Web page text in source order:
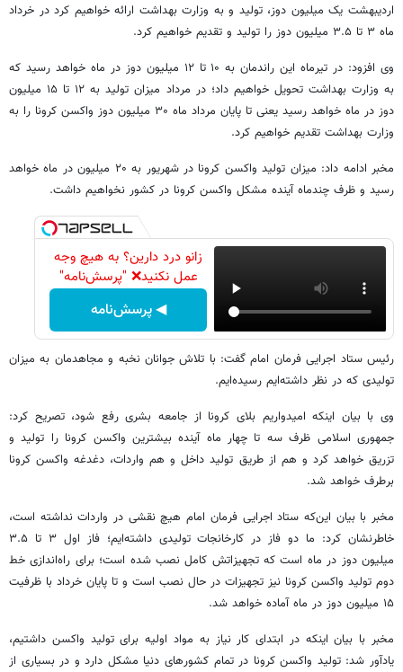
اردیبهشت یک میلیون دوز، تولید و به وزارت بهداشت ارائه خواهیم کرد در خرداد
ماه ۳ تا ۳.۵ میلیون دوز را تولید و تقدیم خواهیم کرد.
وی افزود: در تیرماه این راندمان به ۱۰ تا ۱۲ میلیون دوز در ماه خواهد رسید که
به وزارت بهداشت تحویل خواهیم داد؛ در مرداد میزان تولید به ۱۲ تا ۱۵ میلیون
دوز در ماه خواهد رسید یعنی تا پایان مرداد ماه ۳۰ میلیون دوز واکسن کرونا را به
وزارت بهداشت تقدیم خواهیم کرد.
مخبر ادامه داد: میزان تولید واکسن کرونا در شهریور به ۲۰ میلیون در ماه خواهد
رسید و ظرف چندماه آینده مشکل واکسن کرونا در کشور نخواهیم داشت.
زانو درد دارین؟ به هیچ وجه
عمل نکنید❌ "پرسش‌نامه"
◀ پرسش‌نامه
رئیس ستاد اجرایی فرمان امام گفت: با تلاش جوانان نخبه و مجاهدمان به میزان
تولیدی که در نظر داشته‌ایم رسیده‌ایم.
وی با بیان اینکه امیدواریم بلای کرونا از جامعه بشری رفع شود، تصریح کرد:
جمهوری اسلامی ظرف سه تا چهار ماه آینده بیشترین واکسن کرونا را تولید و
تزریق خواهد کرد و هم از طریق تولید داخل و هم واردات، دغدغه واکسن کرونا
برطرف خواهد شد.
مخبر با بیان این‌که ستاد اجرایی فرمان امام هیچ نقشی در واردات نداشته است،
خاطرنشان کرد: ما دو فاز در کارخانجات تولیدی داشته‌ایم؛ فاز اول ۳ تا ۳.۵
میلیون دوز در ماه است که تجهیزاتش کامل نصب شده است؛ برای راه‌اندازی خط
دوم تولید واکسن کرونا نیز تجهیزات در حال نصب است و تا پایان خرداد با ظرفیت
۱۵ میلیون دوز در ماه آماده خواهد شد.
مخبر با بیان اینکه در ابتدای کار نیاز به مواد اولیه برای تولید واکسن داشتیم،
یادآور شد: تولید واکسن کرونا در تمام کشورهای دنیا مشکل دارد و در بسیاری از